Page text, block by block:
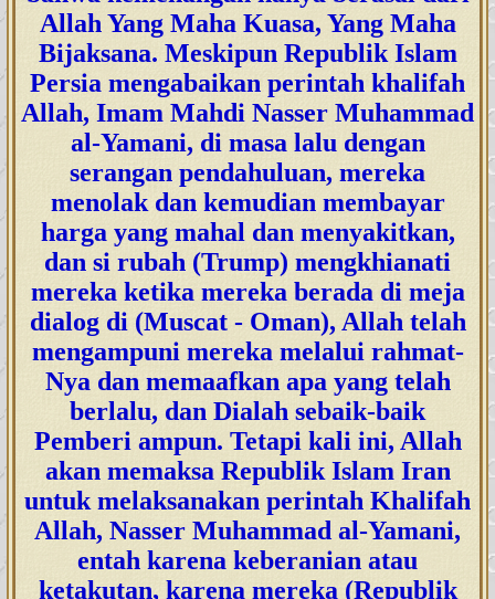
Allah Yang Maha Kuasa, Yang Maha
Bijaksana. Meskipun Republik Islam
Persia mengabaikan perintah khalifah
Allah, Imam Mahdi Nasser Muhammad
al-Yamani, di masa lalu dengan
serangan pendahuluan, mereka
menolak dan kemudian membayar
harga yang mahal dan menyakitkan,
dan si rubah (Trump) mengkhianati
mereka ketika mereka berada di meja
dialog di (Muscat - Oman), Allah telah
mengampuni mereka melalui rahmat-
Nya dan memaafkan apa yang telah
berlalu, dan Dialah sebaik-baik
Pemberi ampun. Tetapi kali ini, Allah
akan memaksa Republik Islam Iran
untuk melaksanakan perintah Khalifah
Allah, Nasser Muhammad al-Yamani,
entah karena keberanian atau
ketakutan, karena mereka (Republik